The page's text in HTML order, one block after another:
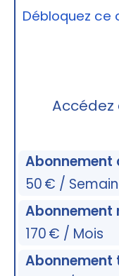
Débloquez ce
Accédez
Abonnement
50 € /
Abonnement
170 € / Mois
Abonnement